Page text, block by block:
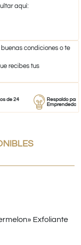
aquí:
condiciones o te
recibes tus
24
Respaldo para
Emprendedores
Exfoliante